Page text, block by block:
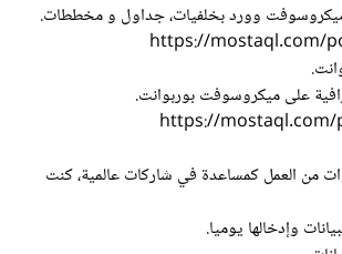
وورد بخلفيات، جداول و مخططات.
https://mostaql.com/
على ميكروسوفت بوربوانت.
https://
من العمل كمساعدة في شاركات عالمية، كنت
وإدخالها يوميا.